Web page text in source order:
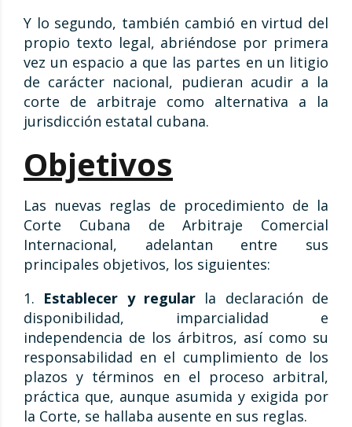
Y lo segundo, también cambió en virtud del
propio texto legal, abriéndose por primera
vez un espacio a que las partes en un litigio
de carácter nacional, pudieran acudir a la
corte de arbitraje como alternativa a la
jurisdicción estatal cubana.
Objetivos
Las nuevas reglas de procedimiento de la
Corte Cubana de Arbitraje Comercial
Internacional, adelantan entre sus
principales objetivos, los siguientes:
1. Establecer y regular la declaración de
disponibilidad, imparcialidad e
independencia de los árbitros, así como su
responsabilidad en el cumplimiento de los
plazos y términos en el proceso arbitral,
práctica que, aunque asumida y exigida por
la Corte, se hallaba ausente en sus reglas.